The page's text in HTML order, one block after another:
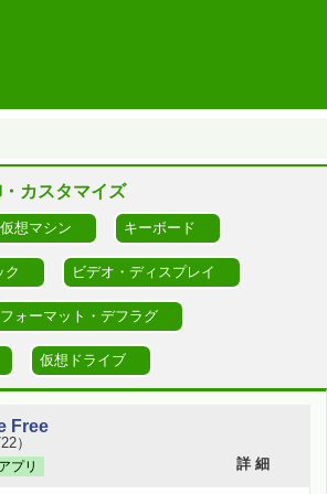
カスタマイズ
仮想マシン キーボード
ク ビデオ・ディスプレイ
フォーマット・デフラグ
仮想ドライブ
Free
）
プリ
詳 細